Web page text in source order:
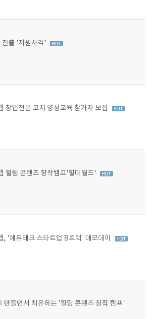
진출 '지원사격'
창업전문 코치 양성교육 참가자 모집
힐링 콘텐츠 창작캠프'힐더월드'
, '에듀테크 스타트업 B트랙' 데모데이
만들면서 치유하는 '힐링 콘텐츠 창작 캠프'